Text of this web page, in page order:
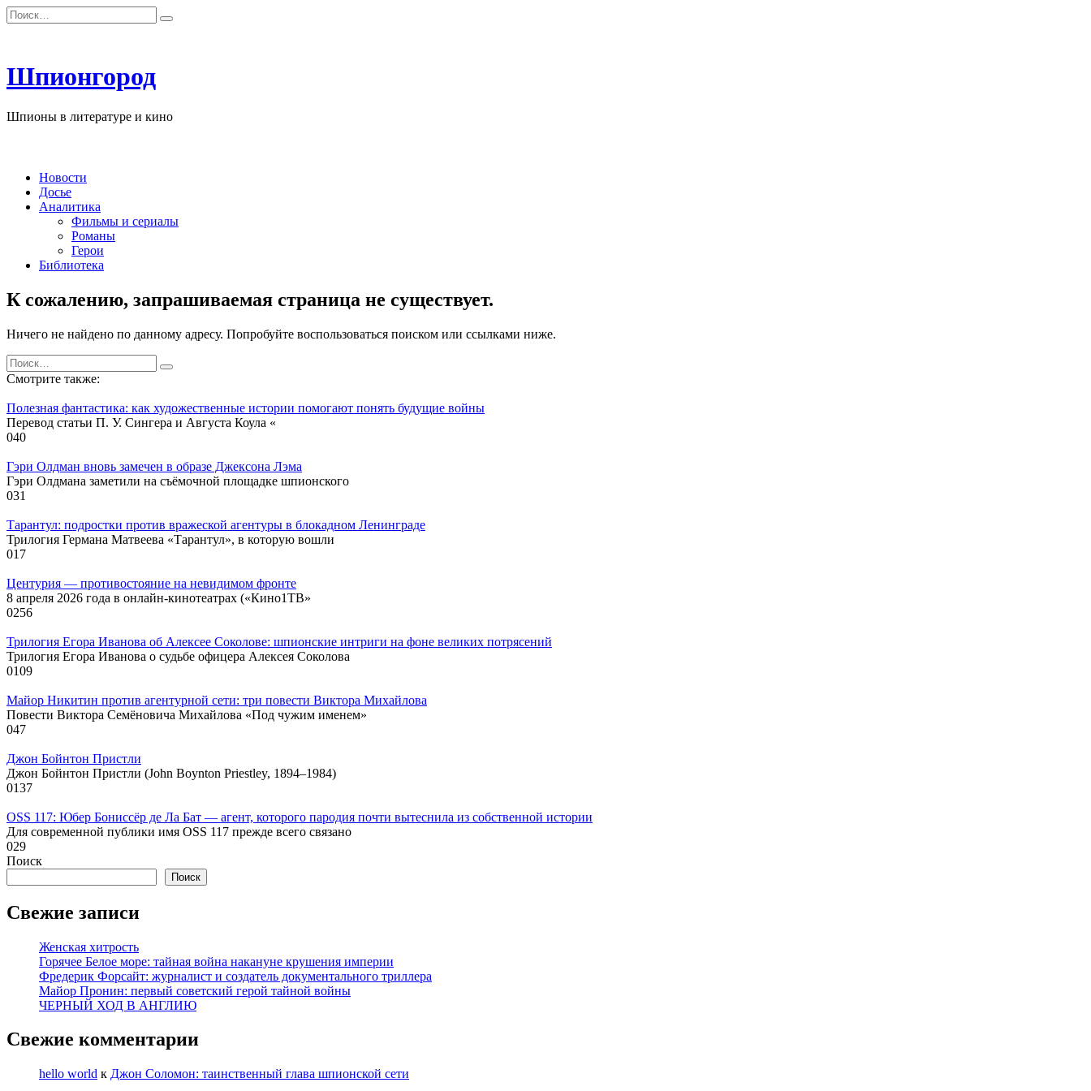
Перейти
к
Search
for:
Шпионгород
Шпионы в литературе и кино
Новости
Досье
Аналитика
Фильмы и сериалы
Романы
Герои
Библиотека
К сожалению, запрашиваемая страница не существует.
Ничего не найдено по данному адресу. Попробуйте воспользоваться поиском или ссылками ниже.
Search
for:
Смотрите также:
Полезная фантастика: как художественные истории помогают понять будущие войны
Перевод статьи П. У. Сингера и Августа Коула «
040
Гэри Олдман вновь замечен в образе Джексона Лэма
Гэри Олдмана заметили на съёмочной площадке шпионского
031
Тарантул: подростки против вражеской агентуры в блокадном Ленинграде
Трилогия Германа Матвеева «Тарантул», в которую вошли
017
Центурия — противостояние на невидимом фронте
8 апреля 2026 года в онлайн‑кинотеатрах («Кино1ТВ»
0256
Трилогия Егора Иванова об Алексее Соколове: шпионские интриги на фоне великих потрясений
Трилогия Егора Иванова о судьбе офицера Алексея Соколова
0109
Майор Никитин против агентурной сети: три повести Виктора Михайлова
Повести Виктора Семёновича Михайлова «Под чужим именем»
047
Джон Бойнтон Пристли
Джон Бойнтон Пристли (John Boynton Priestley, 1894–1984)
0137
OSS 117: Юбер Бониссёр де Ла Бат — агент, которого пародия почти вытеснила из собственной истории
Для современной публики имя OSS 117 прежде всего связано
029
Поиск
Поиск
Свежие записи
Женская хитрость
Горячее Белое море: тайная война накануне крушения империи
Фредерик Форсайт: журналист и создатель документального триллера
Майор Пронин: первый советский герой тайной войны
ЧЕРНЫЙ ХОД В АНГЛИЮ
Свежие комментарии
hello world к Джон Соломон: таинственный глава шпионской сети